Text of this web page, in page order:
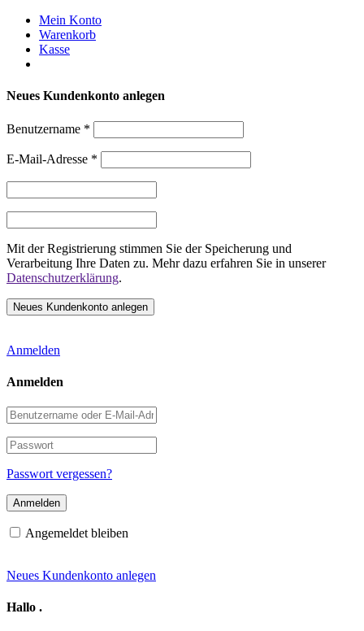
Weiter
zum
Inhalt
Mein Konto
Warenkorb
Kasse
Neues Kundenkonto anlegen
Benutzername *
E-Mail-Adresse *
Mit der Registrierung stimmen Sie der Speicherung und
Verarbeitung Ihre Daten zu. Mehr dazu erfahren Sie in unserer
Datenschutzerklärung.
Anmelden
Anmelden
Benutzername
oder
E-
Mail-
Adresse
Passwort
Passwort vergessen?
Angemeldet bleiben
Neues Kundenkonto anlegen
Hallo .